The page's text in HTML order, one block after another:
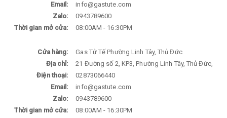
Email:
info@gastute.com
Zalo:
0943789600
Thời gian mở cửa:
08:00AM - 16:30PM
Cửa hàng:
Gas Tử Tế Phường Linh Tây, Thủ Đức
Địa chỉ:
21 Đường số 2, KP3, Phường Linh Tây, Thủ Đức,
Điện thoại:
02873066440
Email:
info@gastute.com
Zalo:
0943789600
Thời gian mở cửa:
08:00AM - 16:30PM